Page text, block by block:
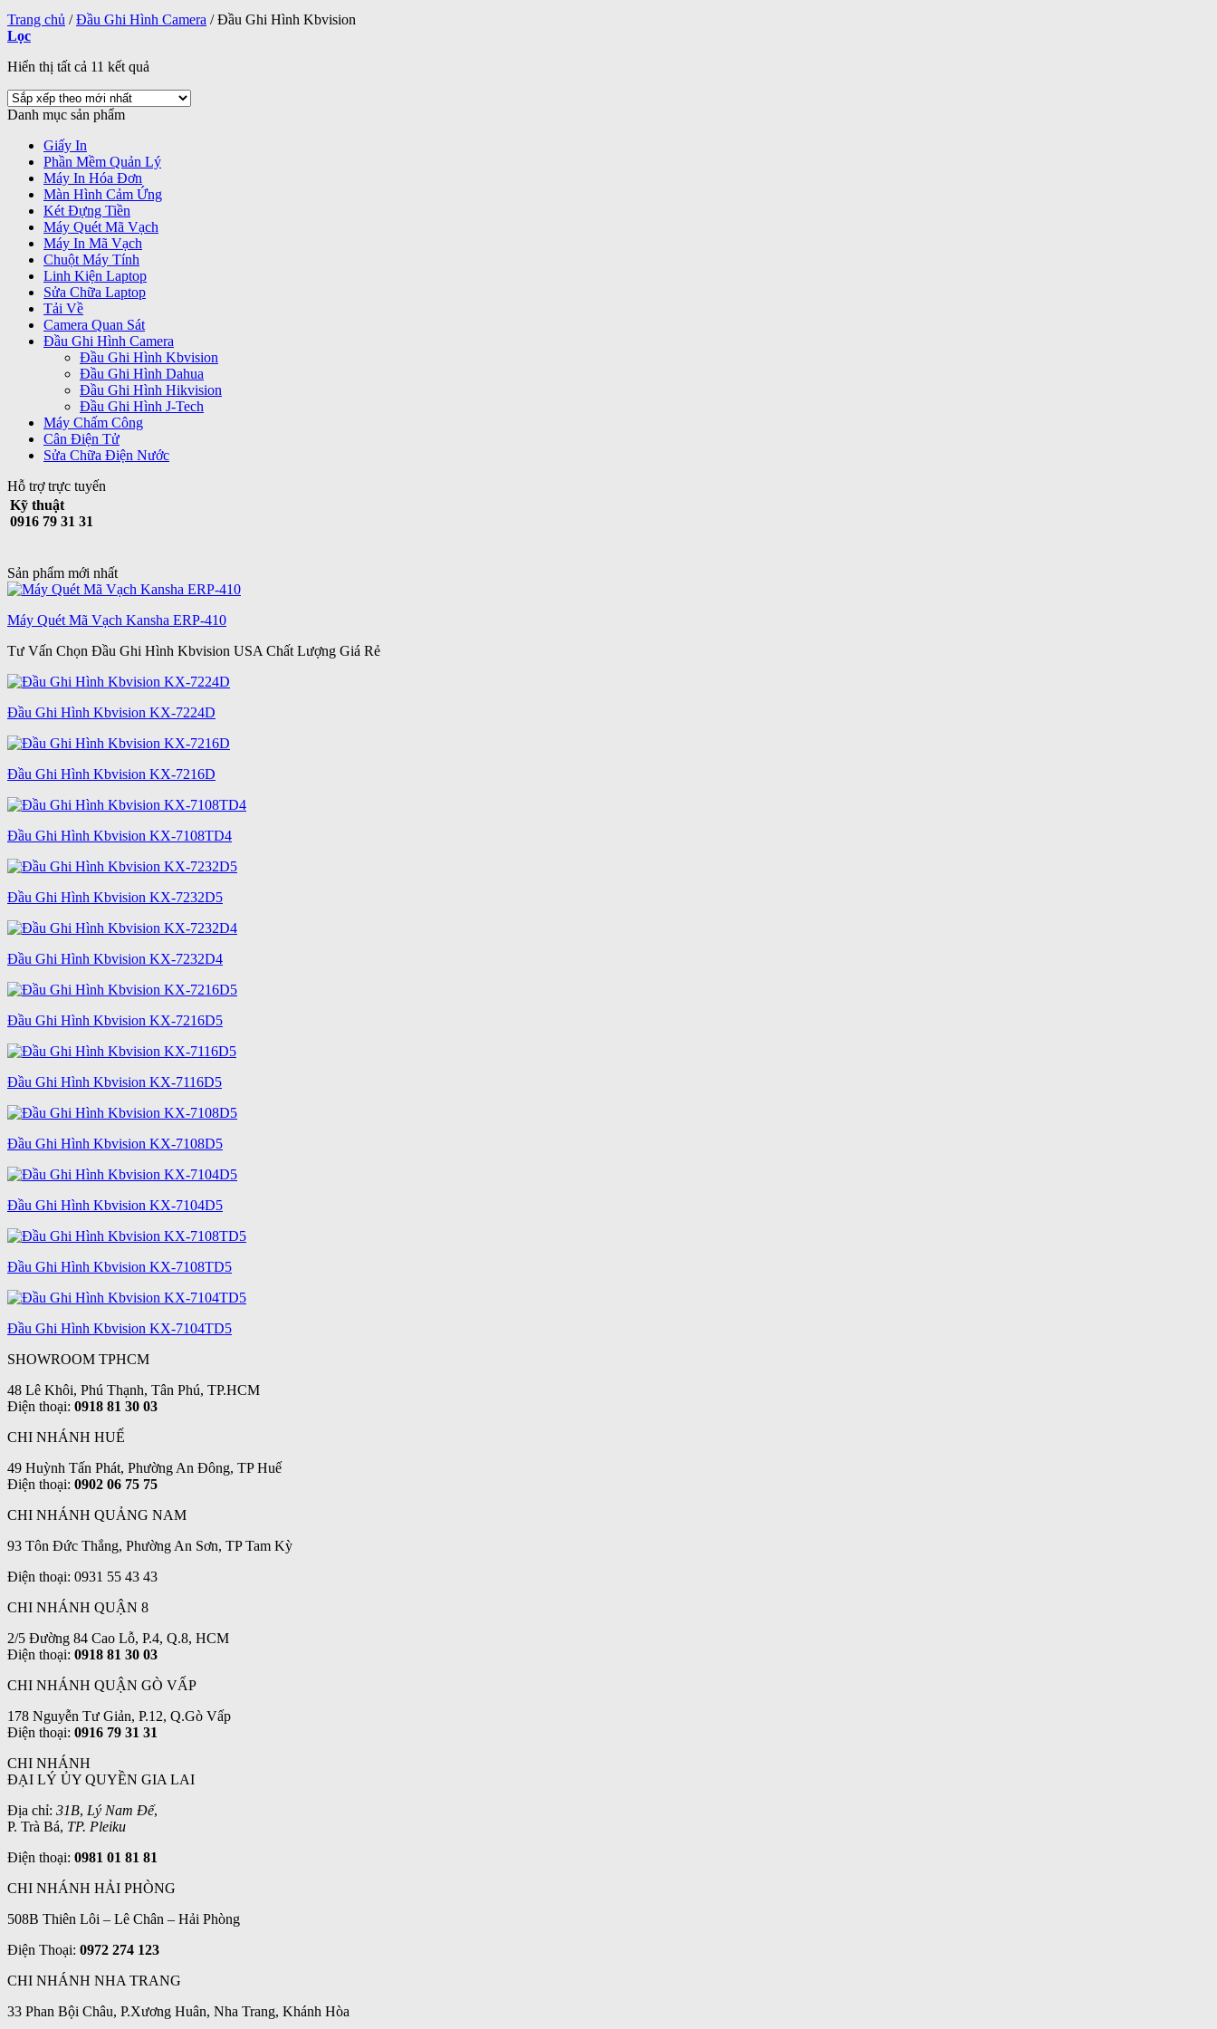
Trang chủ / Đầu Ghi Hình Camera /Đầu Ghi Hình Kbvision
Lọc
Hiển thị tất cả 11 kết quả
Danh mục sản phẩm
Giấy In
Phần Mềm Quản Lý
Máy In Hóa Đơn
Màn Hình Cảm Ứng
Két Đựng Tiền
Máy Quét Mã Vạch
Máy In Mã Vạch
Chuột Máy Tính
Linh Kiện Laptop
Sửa Chữa Laptop
Tải Về
Camera Quan Sát
Đầu Ghi Hình Camera
Đầu Ghi Hình Kbvision
Đầu Ghi Hình Dahua
Đầu Ghi Hình Hikvision
Đầu Ghi Hình J-Tech
Máy Chấm Công
Cân Điện Tử
Sửa Chữa Điện Nước
Hỗ trợ trực tuyến
Kỹ thuật
0916 79 31 31
Sản phẩm mới nhất
Máy Quét Mã Vạch Kansha ERP-410
Tư Vấn Chọn Đầu Ghi Hình Kbvision USA Chất Lượng Giá Rẻ
Đầu Ghi Hình Kbvision KX-7224D
Đầu Ghi Hình Kbvision KX-7216D
Đầu Ghi Hình Kbvision KX-7108TD4
Đầu Ghi Hình Kbvision KX-7232D5
Đầu Ghi Hình Kbvision KX-7232D4
Đầu Ghi Hình Kbvision KX-7216D5
Đầu Ghi Hình Kbvision KX-7116D5
Đầu Ghi Hình Kbvision KX-7108D5
Đầu Ghi Hình Kbvision KX-7104D5
Đầu Ghi Hình Kbvision KX-7108TD5
Đầu Ghi Hình Kbvision KX-7104TD5
SHOWROOM TPHCM
48 Lê Khôi, Phú Thạnh, Tân Phú, TP.HCM
Điện thoại: 0918 81 30 03
CHI NHÁNH HUẾ
49 Huỳnh Tấn Phát, Phường An Đông, TP Huế
Điện thoại: 0902 06 75 75
CHI NHÁNH QUẢNG NAM
93 Tôn Đức Thắng, Phường An Sơn, TP Tam Kỳ
Điện thoại: 0931 55 43 43
CHI NHÁNH QUẬN 8
2/5 Đường 84 Cao Lỗ, P.4, Q.8, HCM
Điện thoại: 0918 81 30 03
CHI NHÁNH QUẬN GÒ VẤP
178 Nguyễn Tư Giản, P.12, Q.Gò Vấp
Điện thoại: 0916 79 31 31
CHI NHÁNH
ĐẠI LÝ ỦY QUYỀN GIA LAI
Địa chỉ: 31B, Lý Nam Đế,
P. Trà Bá, TP. Pleiku
Điện thoại: 0981 01 81 81
CHI NHÁNH HẢI PHÒNG
508B Thiên Lôi – Lê Chân – Hải Phòng
Điện Thoại: 0972 274 123
CHI NHÁNH NHA TRANG
33 Phan Bội Châu, P.Xương Huân, Nha Trang, Khánh Hòa